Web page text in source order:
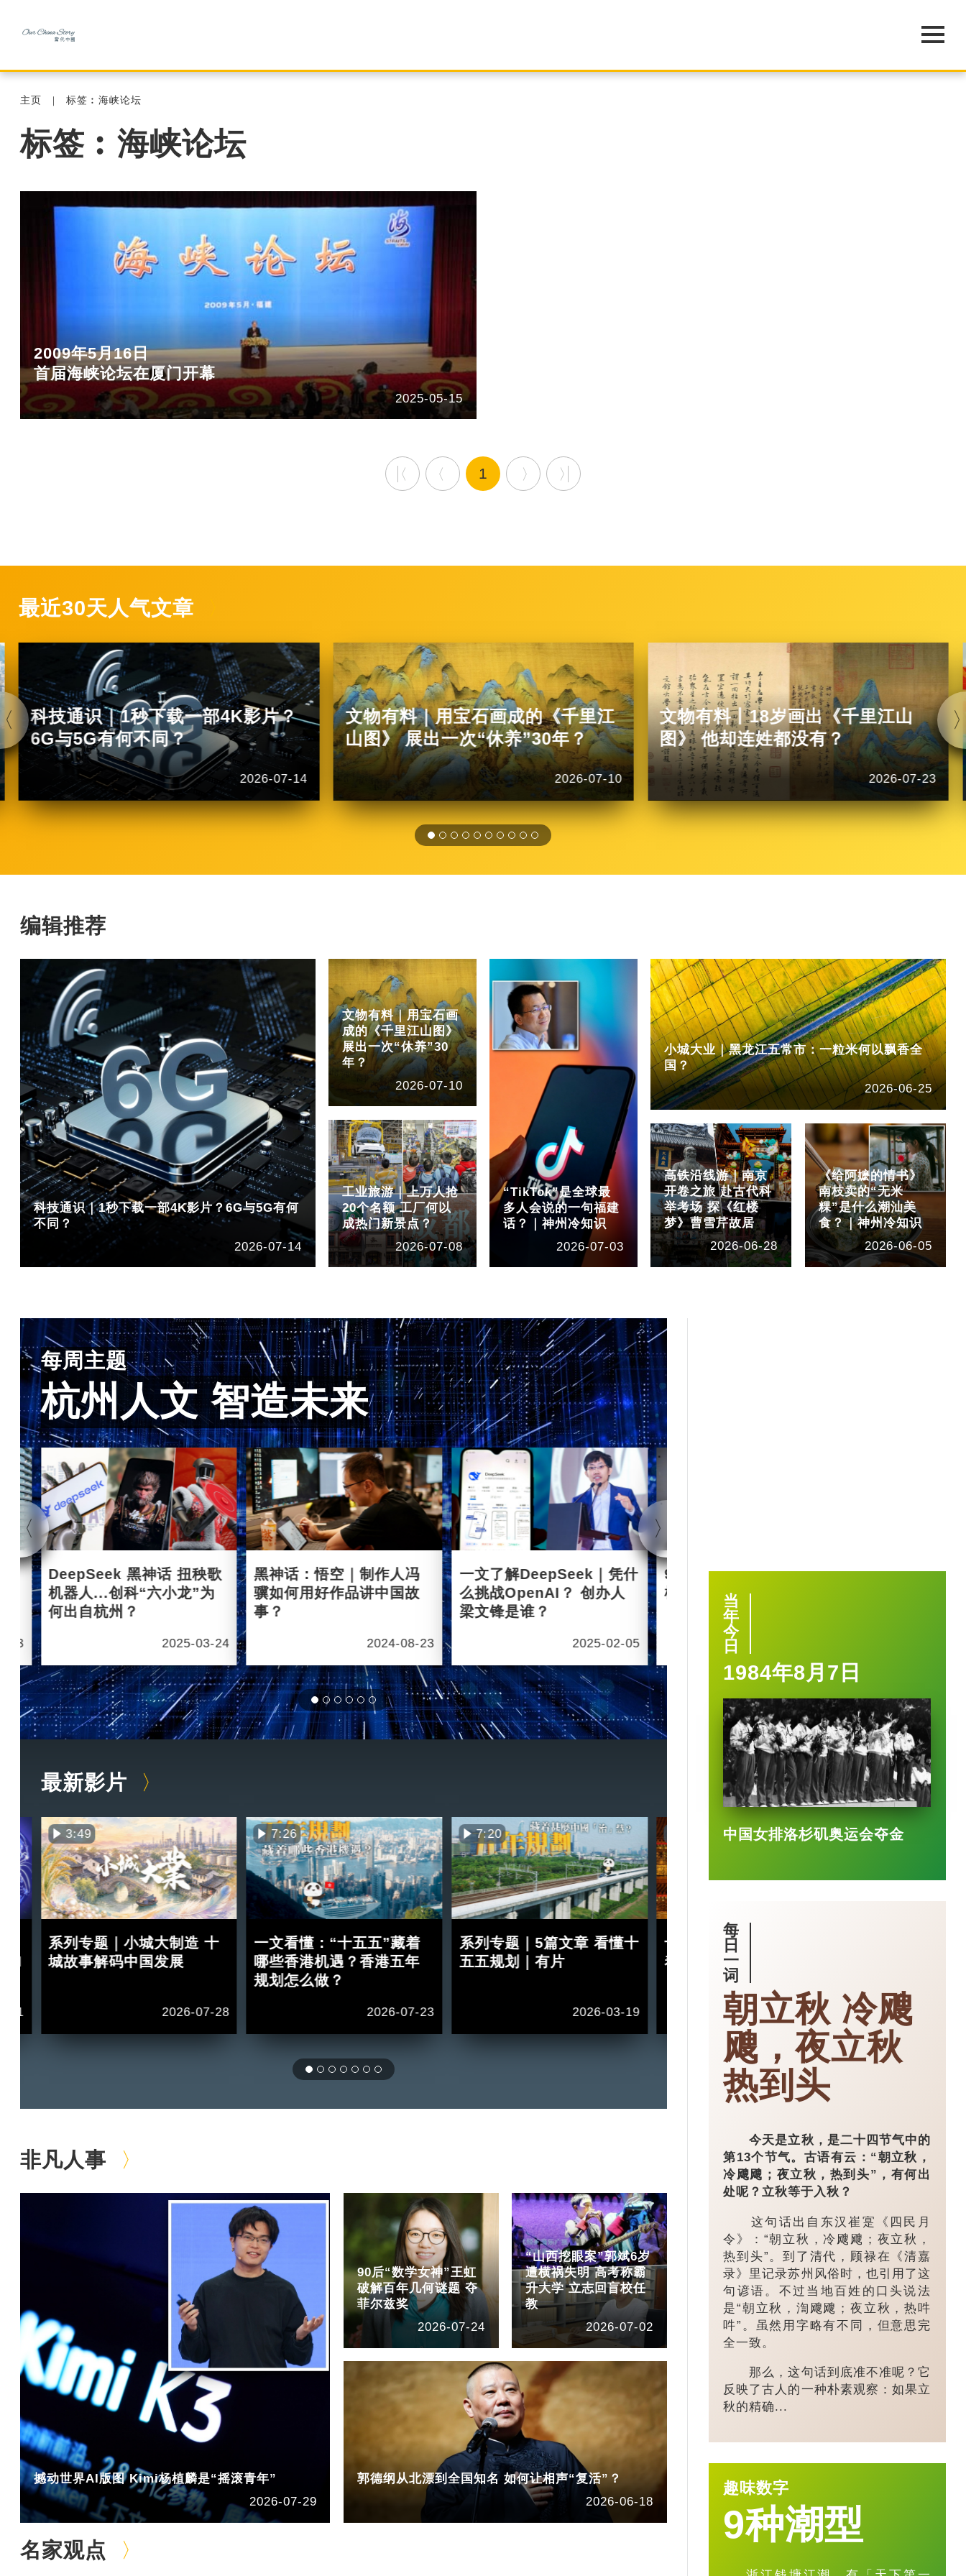
主页 标签︰海峡论坛
标签︰海峡论坛
2009年5月16日
首届海峡论坛在厦门开幕
2025-05-15
1
最近30天人气文章
科技通识｜1秒下载一部4K影片？
6G与5G有何不同？
2026-07-14
文物有料｜用宝石画成的《千里江
山图》 展出一次“休养”30年？
2026-07-10
文物有料丨18岁画出《千里江山
图》 他却连姓都没有？
2026-07-23
编辑推荐
科技通识｜1秒下载一部4K影片？6G与5G有何
不同？
2026-07-14
文物有料｜用宝石画
成的《千里江山图》
展出一次“休养”30
年？
2026-07-10
工业旅游｜上万人抢
20个名额 工厂何以
成热门新景点？
2026-07-08
“TikTok”是全球最
多人会说的一句福建
话？｜神州冷知识
2026-07-03
小城大业｜黑龙江五常市：一粒米何以飘香全
国？
2026-06-25
高铁沿线游｜南京
开卷之旅 赴古代科
举考场 探《红楼
梦》曹雪芹故居
2026-06-28
《给阿嬷的情书》
南枝卖的“无米
粿”是什么潮汕美
食？｜神州冷知识
2026-06-05
每周主题
杭州人文 智造未来
03
DeepSeek 黑神话 扭秧歌
机器人...创科“六小龙”为
何出自杭州？
2025-03-24
黑神话：悟空｜制作人冯
骥如何用好作品讲中国故
事？
2024-08-23
一文了解DeepSeek｜凭什
么挑战OpenAI？ 创办人
梁文锋是谁？
2025-02-05
90后王兴兴 “英语学渣”是
机械人天才
智慧城市｜杭
最新影片
II
11
3:49
系列专题｜小城大制造 十
城故事解码中国发展
2026-07-28
7:26
一文看懂：“十五五”藏着
哪些香港机遇？香港五年
规划怎么做？
2026-07-23
7:20
系列专题｜5篇文章 看懂十
五五规划｜有片
2026-03-19
十五五规划｜五年规划 藏
着什么中国“治”慧？
2026-03-18
3:49
非凡人事
撼动世界AI版图 Kimi杨植麟是“摇滚青年”
2026-07-29
90后“数学女神”王虹
破解百年几何谜题 夺
菲尔兹奖
2026-07-24
“山西挖眼案”郭斌6岁
遭横祸失明 高考称霸
升大学 立志回盲校任
教
2026-07-02
郭德纲从北漂到全国知名 如何让相声“复活”？
2026-06-18
名家观点
当
年
今
日
1984年8月7日
中国女排洛杉矶奥运会夺金
每
日
一
词
朝立秋 冷飕
飕，夜立秋
热到头
今天是立秋，是二十四节气中的
第13个节气。古语有云：“朝立秋，
冷飕飕；夜立秋，热到头”，有何出
处呢？立秋等于入秋？
这句话出自东汉崔寔《四民月
令》：“朝立秋，冷飕飕；夜立秋，
热到头”。到了清代，顾禄在《清嘉
录》里记录苏州风俗时，也引用了这
句谚语。不过当地百姓的口头说法
是“朝立秋，渹飕飕；夜立秋，热吽
吽”。虽然用字略有不同，但意思完
全一致。
那么，这句话到底准不准呢？它
反映了古人的一种朴素观察：如果立
秋的精确...
趣味数字
9种潮型